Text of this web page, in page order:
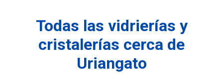
Todas las vidrierías y
cristalerías cerca de
Uriangato